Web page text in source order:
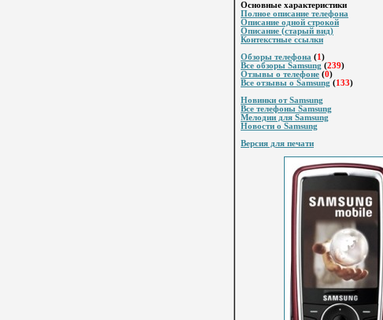
Основные характеристики
Полное описание телефона
Описание одной строкой
Описание (старый вид)
Контекстные ссылки
Обзоры телефона (1 )
Все обзоры Samsung (239)
Отзывы о телефоне (0)
Все отзывы о Samsung (133)
Новинки от Samsung
Все телефоны Samsung
Мелодии для Samsung
Новости о Samsung
Версия для печати